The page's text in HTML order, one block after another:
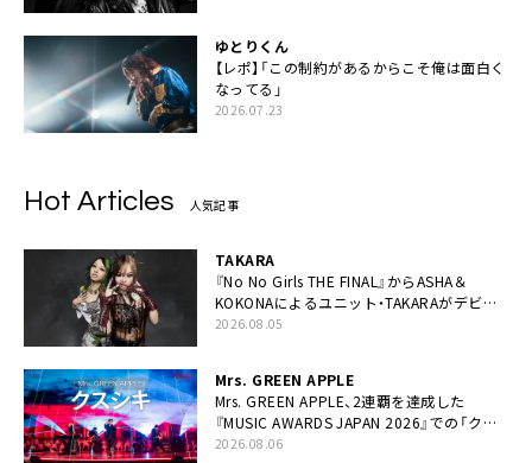
ゆとりくん
【レポ】「この制約があるからこそ俺は面白く
なってる」
2026.07.23
Hot Articles 人気記事
TAKARA
『No No Girls THE FINAL』からASHA＆
KOKONAによるユニット・TAKARAがデビュ
ー
2026.08.05
Mrs. GREEN APPLE
Mrs. GREEN APPLE、2連覇を達成した
『MUSIC AWARDS JAPAN 2026』での「クス
シキ」ライブパフォーマンスをYouTube公開
2026.08.06